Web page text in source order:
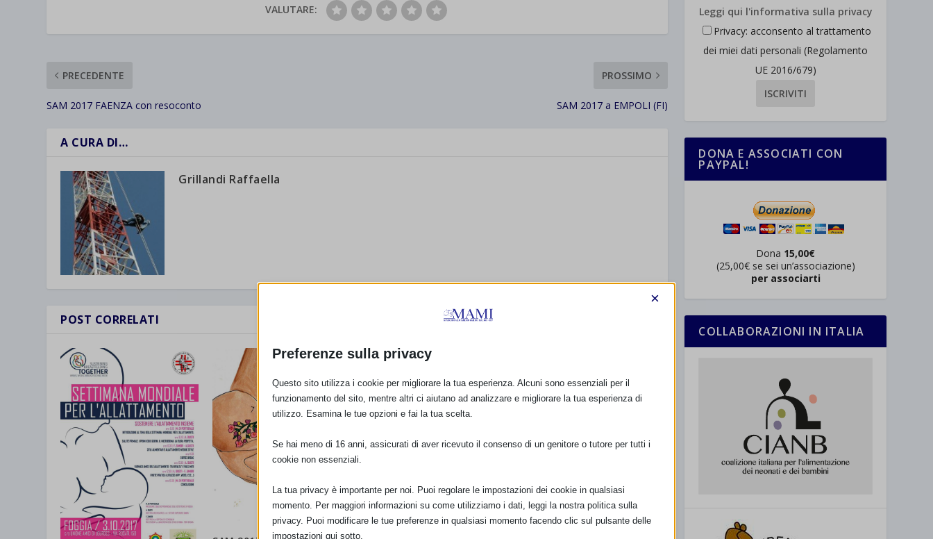
VALUTARE:
PRECEDENTE
SAM 2017 FAENZA con resoconto
PROSSIMO
SAM 2017 a EMPOLI (FI)
A CURA DI…
Grillandi Raffaella
POST CORRELATI
sam 2017 a Vercelli con
4 Ottobre 2017
Leggi qui l'informativa sulla privacy
Privacy: acconsento al trattamento
dei miei dati personali (Regolamento
UE 2016/679)
DONA E ASSOCIATI CON
PAYPAL!
Dona 15,00€
(25,00€ se sei un’associazione)
per associarti
COLLABORAZIONI IN ITALIA
Preferenze sulla privacy
×
Questo sito utilizza i cookie per migliorare la tua esperienza. Alcuni sono essenziali per il
funzionamento del sito, mentre altri ci aiutano ad analizzare e migliorare la tua esperienza di
utilizzo. Esamina le tue opzioni e fai la tua scelta.
Se hai meno di 16 anni, assicurati di aver ricevuto il consenso di un genitore o tutore per tutti i
cookie non essenziali.
La tua privacy è importante per noi. Puoi regolare le impostazioni dei cookie in qualsiasi
momento. Per maggiori informazioni su come utilizziamo i dati, leggi la nostra politica sulla
privacy. Puoi modificare le tue preferenze in qualsiasi momento facendo clic sul pulsante delle
impostazioni qui sotto.